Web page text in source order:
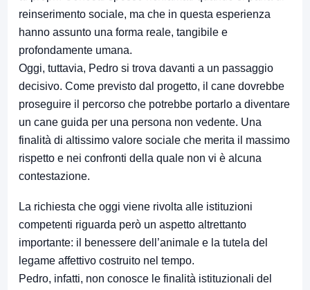
reinserimento sociale, ma che in questa esperienza
hanno assunto una forma reale, tangibile e
profondamente umana.
Oggi, tuttavia, Pedro si trova davanti a un passaggio
decisivo. Come previsto dal progetto, il cane dovrebbe
proseguire il percorso che potrebbe portarlo a diventare
un cane guida per una persona non vedente. Una
finalità di altissimo valore sociale che merita il massimo
rispetto e nei confronti della quale non vi è alcuna
contestazione.
La richiesta che oggi viene rivolta alle istituzioni
competenti riguarda però un aspetto altrettanto
importante: il benessere dell’animale e la tutela del
legame affettivo costruito nel tempo.
Pedro, infatti, non conosce le finalità istituzionali del